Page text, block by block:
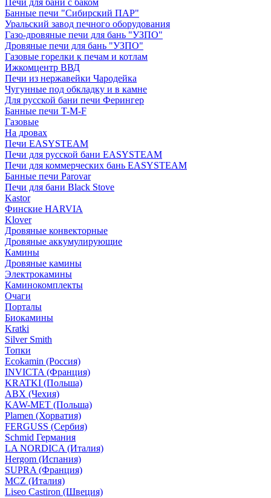
Печи для бани с баком
Банные печи "Сибирский ПАР"
Уральский завод печного оборудования
Газо-дровяные печи для бань "УЗПО"
Дровяные печи для бань "УЗПО"
Газовые горелки к печам и котлам
Ижкомцентр ВВД
Печи из нержавейки Чародейка
Чугунные под обкладку и в камне
Для русской бани печи Ферингер
Банные печи T-M-F
Газовые
На дровах
Печи EASYSTEAM
Печи для русской бани EASYSTEAM
Печи для коммерческих бань EASYSTEAM
Банные печи Parovar
Печи для бани Black Stove
Kastor
Финские HARVIA
Klover
Дровяные конвекторные
Дровяные аккумулирующие
Камины
Дровяные камины
Электрокамины
Каминокомплекты
Очаги
Порталы
Биокамины
Kratki
Silver Smith
Топки
Ecokamin (Россия)
INVICTA (Франция)
KRATKI (Польша)
ABX (Чехия)
KAW-MET (Польша)
Plamen (Хорватия)
FERGUSS (Сербия)
Schmid Германия
LA NORDICA (Италия)
Hergom (Испания)
SUPRA (Франция)
MCZ (Италия)
Liseo Castiron (Швеция)